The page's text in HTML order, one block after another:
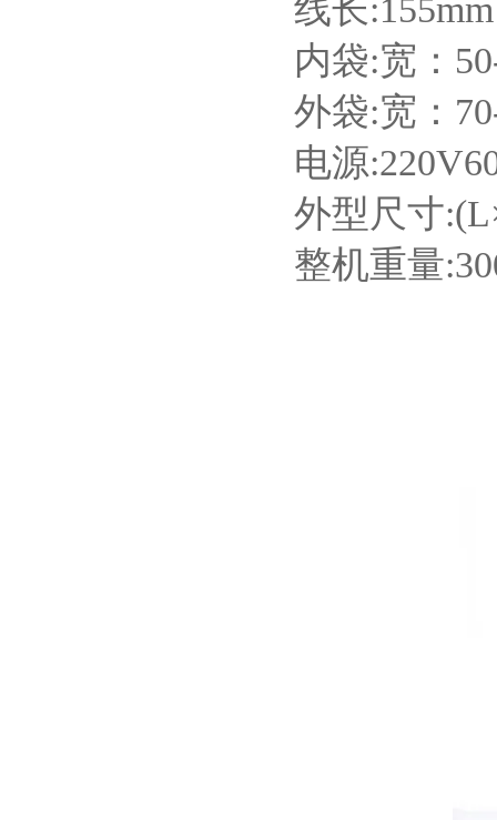
线长:155mm
内袋:宽：
外袋:宽：
电源
外型尺寸
整机重量